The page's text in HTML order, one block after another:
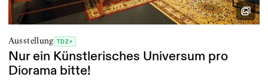
Ausstellung TDZ+
Nur ein Künstlerisches Universum pro
Diorama bitte!